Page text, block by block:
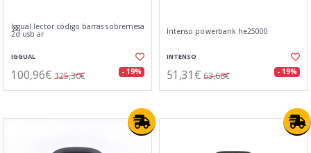
Iggual lector código barras sobremesa
2d usb ar
IGGUAL
100,96€ 125,30€ - 19%
Intenso powerbank he25000
INTENSO
51,31€ 63,68€ - 19%